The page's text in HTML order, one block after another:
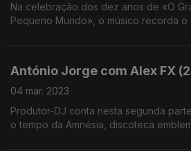
Na celebração dos dez anos de «O
Pequeno Mundo», o músico recorda o
António Jorge com Alex FX
04 mar. 2023
Produtor-DJ conta nesta segunda
o tempo da Amnésia, discoteca